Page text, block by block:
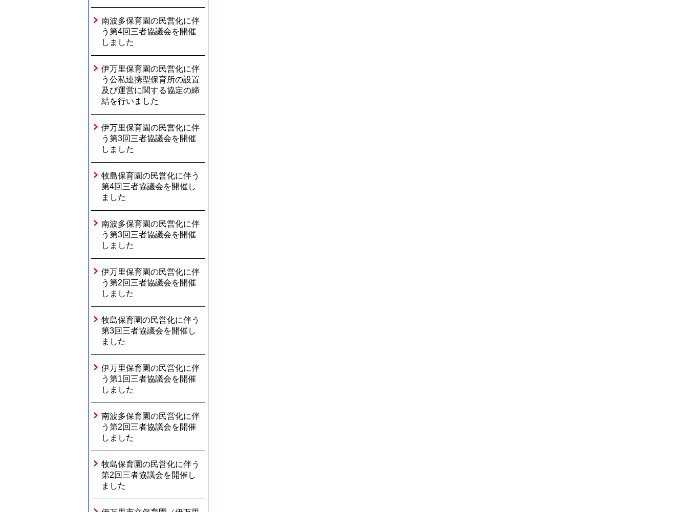
南波多保育園の民営化に伴
う第4回三者協議会を開催
しました
伊万里保育園の民営化に伴
う公私連携型保育所の設置
及び運営に関する協定の締
結を行いました
伊万里保育園の民営化に伴
う第3回三者協議会を開催
しました
牧島保育園の民営化に伴う
第4回三者協議会を開催し
ました
南波多保育園の民営化に伴
う第3回三者協議会を開催
しました
伊万里保育園の民営化に伴
う第2回三者協議会を開催
しました
牧島保育園の民営化に伴う
第3回三者協議会を開催し
ました
伊万里保育園の民営化に伴
う第1回三者協議会を開催
しました
南波多保育園の民営化に伴
う第2回三者協議会を開催
しました
牧島保育園の民営化に伴う
第2回三者協議会を開催し
ました